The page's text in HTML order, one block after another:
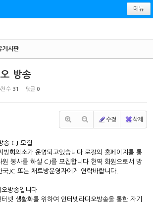
메뉴
게시판
방송
수 31 댓글 0
수정 삭제
송 CJ 모집
회의소가 운영되고있습니다 로칼의 홈페이지를 통
원 봉사를 하실 CJ를 모집합니다 현역 회원으로서 방
JC 또는 채트방운영자에게 연락바랍니다.
오방송입니다
넷 생활화를 위하여 인터넷라디오방송을 통한 자기